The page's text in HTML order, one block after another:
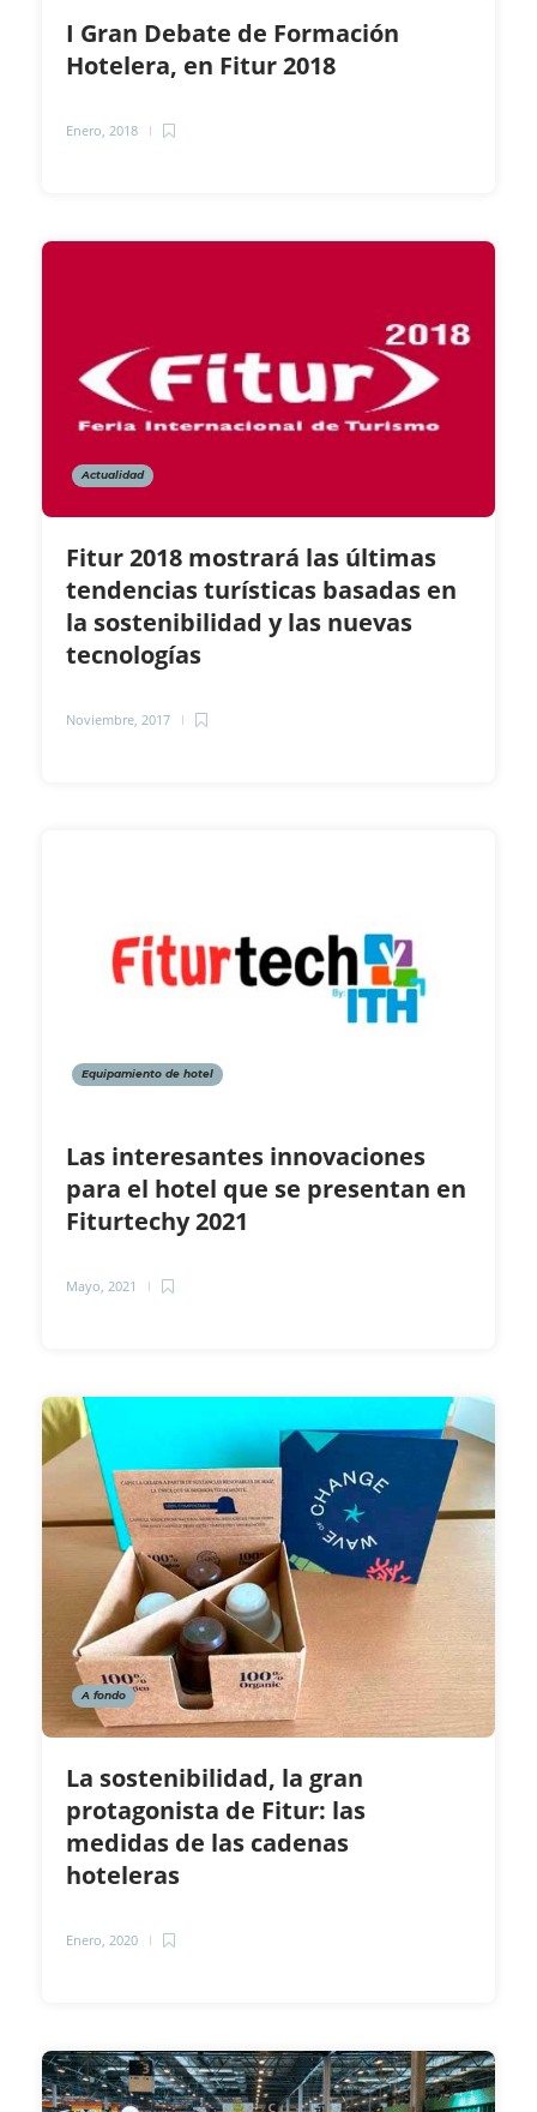
I Gran Debate de Formación
Hotelera, en Fitur 2018
Enero, 2018
Actualidad
Fitur 2018 mostrará las últimas
tendencias turísticas basadas en
la sostenibilidad y las nuevas
tecnologías
Noviembre, 2017
Equipamiento de hotel
Las interesantes innovaciones
para el hotel que se presentan en
Fiturtechy 2021
Mayo, 2021
A fondo
La sostenibilidad, la gran
protagonista de Fitur: las
medidas de las cadenas
hoteleras
Enero, 2020